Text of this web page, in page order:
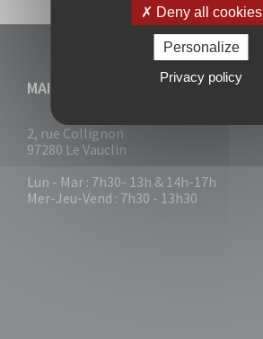
MAIRIE DU VAUCLIN
2, rue Collignon
97280 Le Vauclin
Lun - Mar : 7h30- 13h & 14h-17h
Mer-Jeu-Vend : 7h30 - 13h30
Deny all cookies
Personalize
Privacy policy